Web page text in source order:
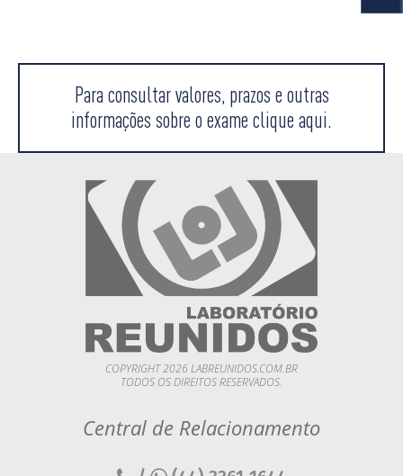
Para consultar valores, prazos e outras
informações sobre o exame clique aqui.
COPYRIGHT 2026 LABREUNIDOS.COM.BR
TODOS OS DIREITOS RESERVADOS.
Central de Relacionamento